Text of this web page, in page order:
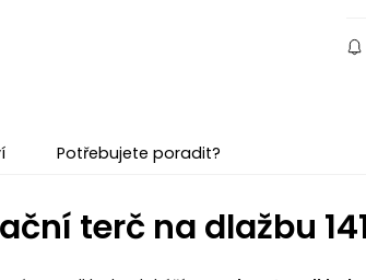
Potřebujete poradit?
terč na dlažbu